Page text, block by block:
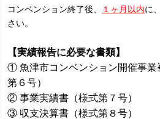
コンベンション終了後、 １ヶ月以内に
さい。
【実績報告に必要な書類】
① 魚津市コンベンション開催事業
第６号）
② 事業実績書（様式第７号）
③ 収支決算書（様式第８号）